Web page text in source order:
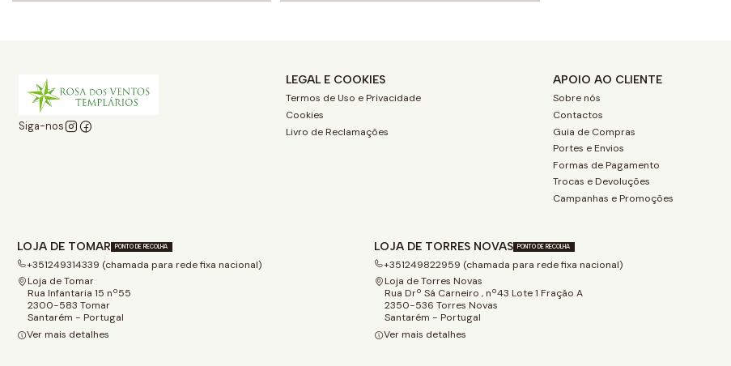
Siga-nos
LEGAL E COOKIES
Termos de Uso e Privacidade
Cookies
Livro de Reclamações
APOIO AO CLIENTE
Sobre nós
Contactos
Guia de Compras
Portes e Envios
Formas de Pagamento
Trocas e Devoluções
Campanhas e Promoções
LOJA DE TOMAR PONTO DE RECOLHA
+351249314339 (chamada para rede fixa nacional)
Loja de Tomar
Rua Infantaria 15 nº55
2300-583 Tomar
Santarém - Portugal
Ver mais detalhes
LOJA DE TORRES NOVAS PONTO DE RECOLHA
+351249822959 (chamada para rede fixa nacional)
Loja de Torres Novas
Rua Drº Sá Carneiro , nº43 Lote 1 Fração A
2350-536 Torres Novas
Santarém - Portugal
Ver mais detalhes